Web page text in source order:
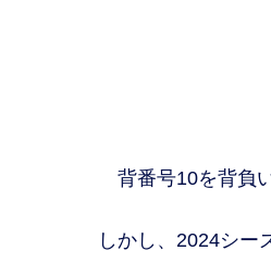
背番号10を背負い
しかし、2024シー